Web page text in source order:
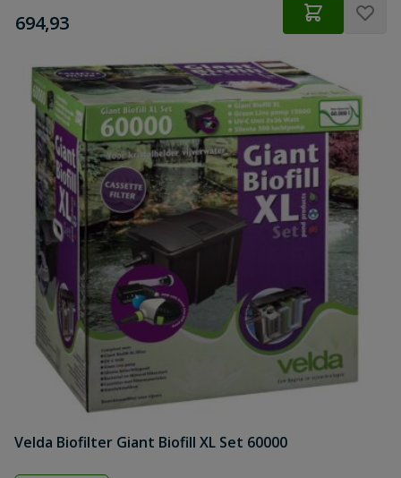
€
694,93
Velda Biofilter Giant Biofill XL Set 60000